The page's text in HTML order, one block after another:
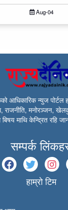
Aug-04
आधिकारिक न्युज पोर्टल
राजनीति, मनोरञ्जन,
माथि केन्द्रित रहि
सम्पर्क
हाम्रो टिम